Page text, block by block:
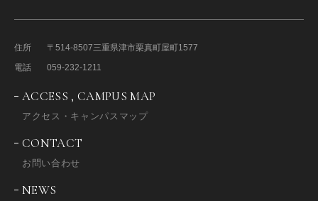
住所 〒514-8507三重県津市栗真町屋町1577
電話
059-232-1211
ACCESS , CAMPUS MAP
アクセス・キャンパスマップ
CONTACT
お問い合わせ
NEWS